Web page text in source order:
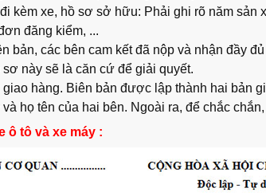
kèm xe, hồ sơ sở hữu: Phải ghi rõ năm sản
đăng kiểm, ...
bản, các bên cam kết đã nộp và nhận đầy
này sẽ là căn cứ để giải quyết.
hàng. Biên bản được lập thành hai bản
họ tên của hai bên. Ngoài ra, để chắc
ô tô và xe máy :